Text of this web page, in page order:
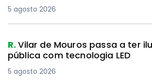
5 agosto 2026
R.Vilar de Mouros passa a ter
pública com tecnologia LED
5 agosto 2026